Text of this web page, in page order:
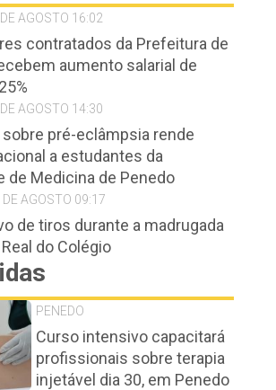
AGOSTO 16:02
contratados da Prefeitura de
aumento salarial de
AGOSTO 14:30
pré-eclâmpsia rende
a estudantes da
de Medicina de Penedo
DE AGOSTO 09:17
de tiros durante a madrugada
do Colégio
PENEDO
Curso intensivo capacitará
profissionais sobre terapia
injetável dia 30, em Penedo